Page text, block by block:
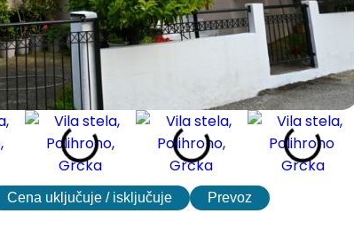
Cena uključuje / isključuje
Prevoz